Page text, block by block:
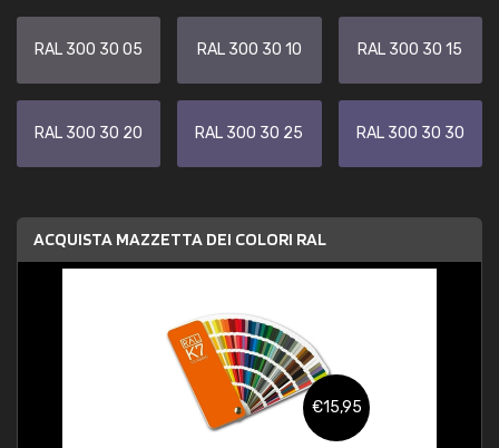
RAL 300 30 05 RAL 300 30 10 RAL 300 30 15
RAL 300 30 20 RAL 300 30 25 RAL 300 30 30
ACQUISTA MAZZETTA DEI COLORI RAL
€15,95